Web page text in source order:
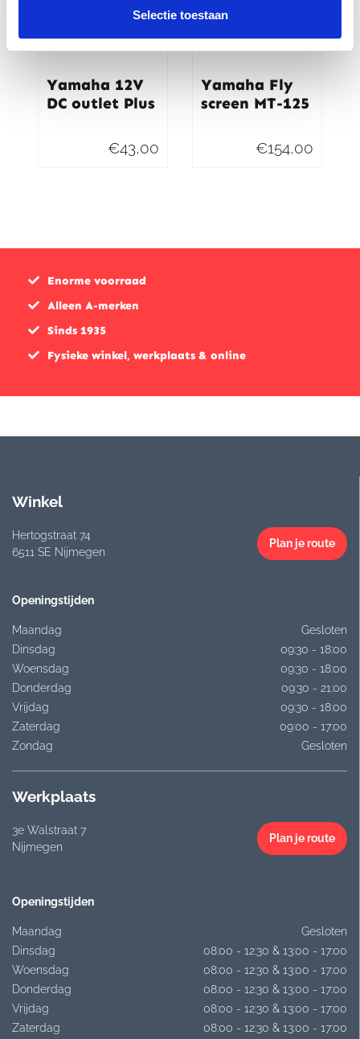
Selectie toestaan
Yamaha 12V
DC outlet Plus
€43,00
Yamaha Fly
screen MT-125
€154,00
Enorme voorraad
Alleen A-merken
Sinds 1935
Fysieke winkel, werkplaats & online
Winkel
Hertogstraat 74
6511 SE Nijmegen
Plan je route
Openingstijden
Maandag
Gesloten
Dinsdag
09:30 - 18:00
Woensdag
09:30 - 18:00
Donderdag
09:30 - 21:00
Vrijdag
09:30 - 18:00
Zaterdag
09:00 - 17:00
Zondag
Gesloten
Werkplaats
3e Walstraat 7
Nijmegen
Plan je route
Openingstijden
Maandag
Gesloten
Dinsdag
08:00 - 12:30 & 13:00 - 17:00
Woensdag
08:00 - 12:30 & 13:00 - 17:00
Donderdag
08:00 - 12:30 & 13:00 - 17:00
Vrijdag
08:00 - 12:30 & 13:00 - 17:00
Zaterdag
08:00 - 12:30 & 13:00 - 17:00